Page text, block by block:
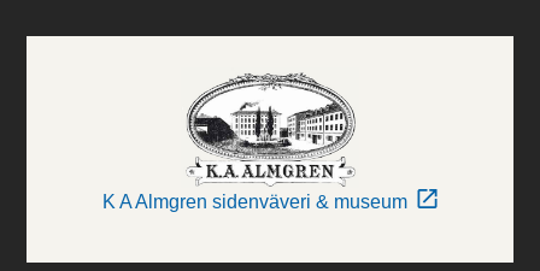
K A Almgren sidenväveri & museum